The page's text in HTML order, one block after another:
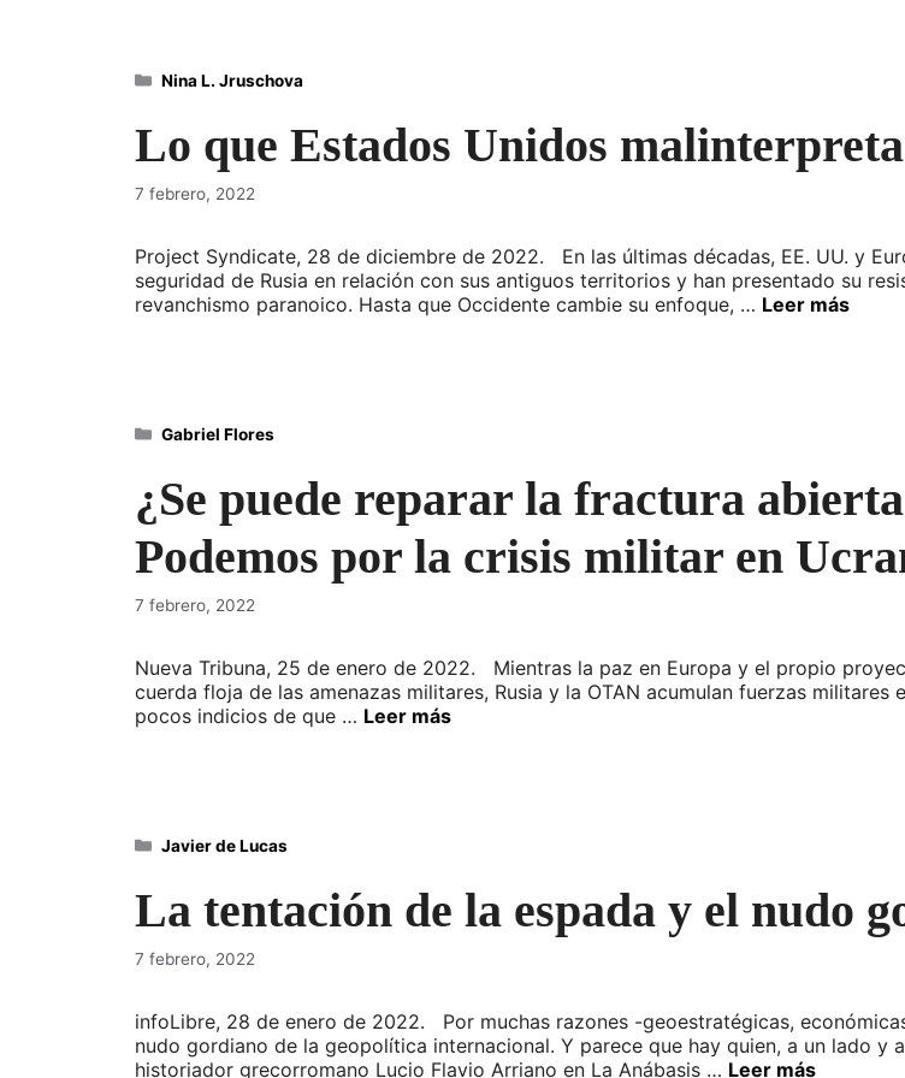
Lo que Estados Unidos
7 febrero, 2022
Project Syndicate, 28 de diciembre de 2022. En las últimas décadas, EE. UU. y
seguridad de Rusia en relación con sus antiguos territorios y han presentado su
revanchismo paranoico. Hasta que Occidente cambie su enfoque, … Leer más
Categorías
Nina L. Jruschova
¿Se puede reparar la fractura
Podemos por la crisis militar en
7 febrero, 2022
Nueva Tribuna, 25 de enero de 2022. Mientras la paz en Europa y el propio
cuerda floja de las amenazas militares, Rusia y la OTAN acumulan fuerzas
pocos indicios de que … Leer más
Categorías
Gabriel Flores
La tentación de la espada y el nudo
7 febrero, 2022
infoLibre, 28 de enero de 2022. Por muchas razones -geoestratégicas,
nudo gordiano de la geopolítica internacional. Y parece que hay quien, a un lado y
historiador grecorromano Lucio Flavio Arriano en La Anábasis … Leer más
Categorías
Javier de Lucas